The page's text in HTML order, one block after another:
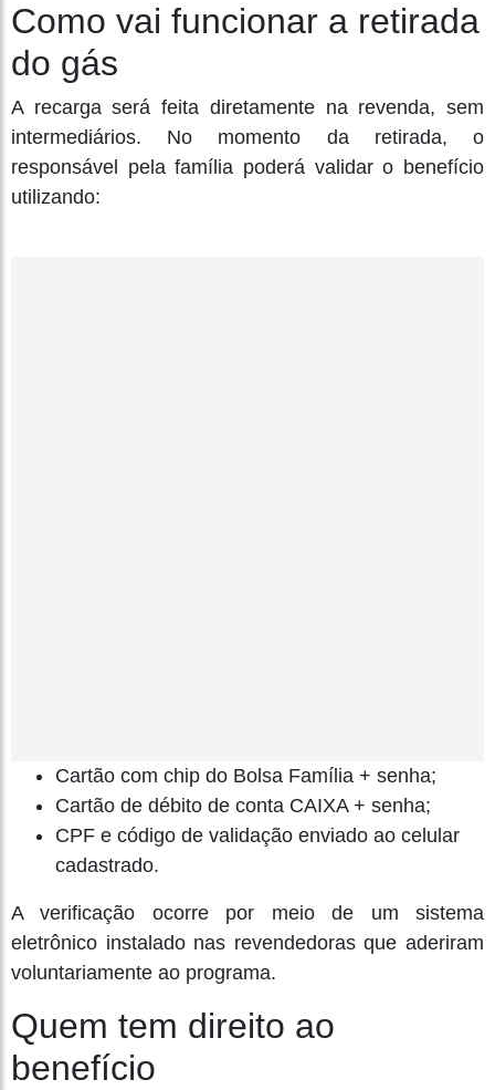
Como vai funcionar a retirada
do gás
A recarga será feita diretamente na revenda, sem
intermediários. No momento da retirada, o
responsável pela família poderá validar o benefício
utilizando:
Cartão com chip do Bolsa Família + senha;
Cartão de débito de conta CAIXA + senha;
CPF e código de validação enviado ao celular
cadastrado.
A verificação ocorre por meio de um sistema
eletrônico instalado nas revendedoras que aderiram
voluntariamente ao programa.
Quem tem direito ao
benefício